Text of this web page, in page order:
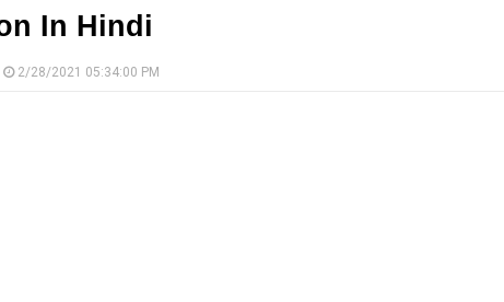
In Hindi
2/28/2021 05:34:00 PM